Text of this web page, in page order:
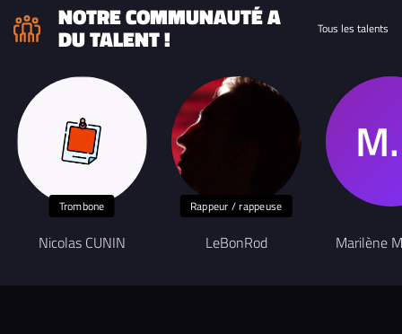
NOTRE COMMUNAUTÉ A
DU TALENT ! Tous les talents
Trombone
Nicolas CUNIN
Rappeur / rappeuse
LeBonRod Marilène